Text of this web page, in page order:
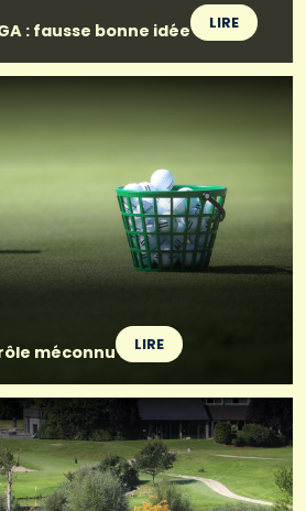
: fausse bonne idée
LIRE
méconnu
LIRE